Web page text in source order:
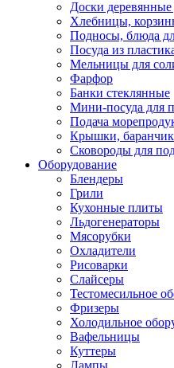
Доски деревянные
Хлебницы,
Подносы, блюда
Посуда из
Мельницы для
Фарфор
Банки стеклянные
Мини-посуда для
Подача
Крышки,
Сковороды для
Оборудование
Блендеры
Грили
Кухонные плиты
Льдогенераторы
Мясорубки
Охладители
Рисоварки
Слайсеры
Тестомесильное
Фризеры
Холодильное
Вафельницы
Куттеры
Лампы